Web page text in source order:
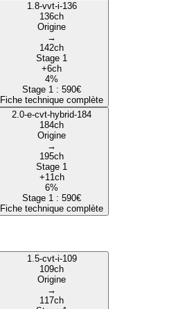
1.8-vvt-i-136
136ch
Origine
→
142ch
Stage 1
+6ch
4%
Stage 1 : 590€
Fiche technique complète
2.0-e-cvt-hybrid-184
184ch
Origine
→
195ch
Stage 1
+11ch
6%
Stage 1 : 590€
Fiche technique complète
1.5-cvt-i-109
109ch
Origine
→
117ch